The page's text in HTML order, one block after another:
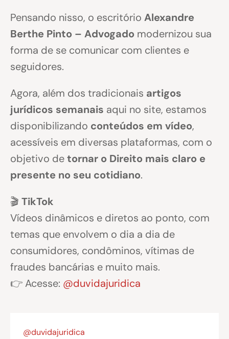
Pensando nisso, o escritório Alexandre
Berthe Pinto – Advogado modernizou sua
forma de se comunicar com clientes e
seguidores.
Agora, além dos tradicionais artigos
jurídicos semanais aqui no site, estamos
disponibilizando conteúdos em vídeo,
acessíveis em diversas plataformas, com o
objetivo detornar o Direito mais claro e
presente no seu cotidiano.
🎬 TikTok
Vídeos dinâmicos e diretos ao ponto, com
temas que envolvem o dia a dia de
consumidores, condôminos, vítimas de
fraudes bancárias e muito mais.
👉 Acesse: @duvidajuridica
@duvidajuridica